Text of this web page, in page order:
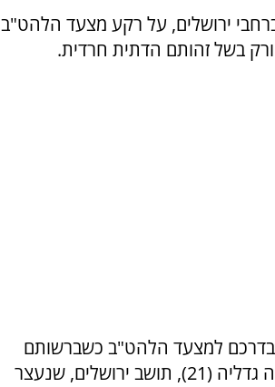
על 24 עצורים ומעוכבים ברחבי ירושלים, על רקע מצעד הלהט"ב
בשל זהותם הדתית חרדית.
בדרכם למצעד הלהט"ב כשברשותם
אלות, גז מדמיע וכפפות. לפני כן הוארך ביממה מעצרו של יהודה גדליה (21), תושב ירושלים, שנעצר